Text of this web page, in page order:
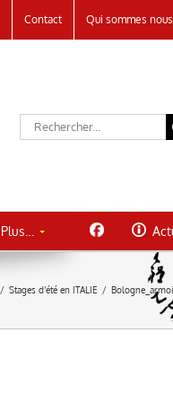
Contact Qui sommes
Rechercher:
Plus…
/ Stages d’été en ITALIE /